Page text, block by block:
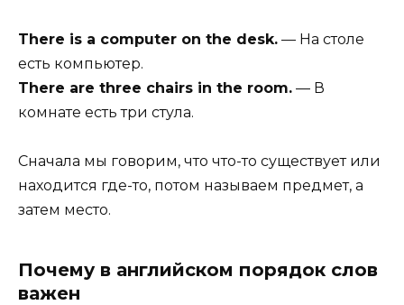
There is a computer on the desk. — На столе
есть компьютер.
There are three chairs in the room. — В
комнате есть три стула.
Сначала мы говорим, что что-то существует или
находится где-то, потом называем предмет, а
затем место.
Почему в английском порядок слов
важен